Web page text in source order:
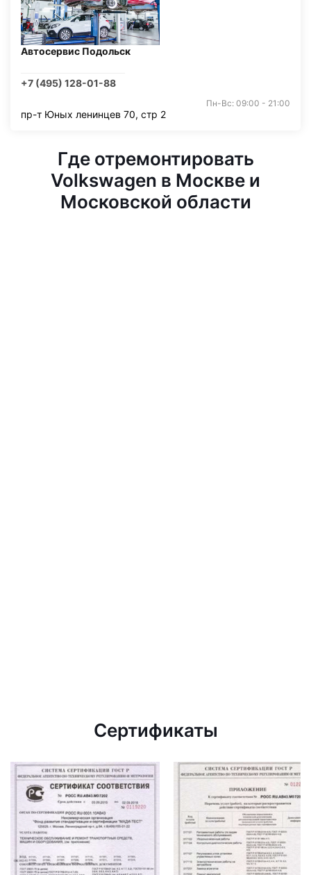
Автосервис Подольск
+7 (495) 128-01-88
Пн-Вс: 09:00 - 21:00
пр-т Юных ленинцев 70, стр 2
Где отремонтировать
Volkswagen в Москве и
Московской области
Сертификаты